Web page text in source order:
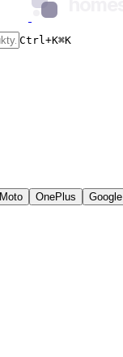
Ctrl+K⌘K
Moto OnePlus Google